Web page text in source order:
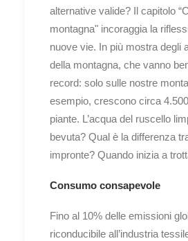
alternative valide? Il capitolo
montagna" incoraggia la
nuove vie. In più mostra degli
della montagna, che vanno
record: solo sulle nostre
esempio, crescono circa
piante. L’acqua del ruscello
bevuta? Qual è la differenza
impronte? Quando inizia a
Consumo consapevole
Fino al 10% delle emissioni
riconducibile all’industria